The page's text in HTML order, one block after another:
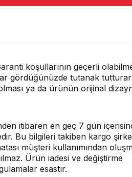
koşullarının geçerli
gördüğünüzde tutanak
ya da ürünün orijinal
itibaren en geç 7 gün
Bu bilgileri takiben kargo
müşteri kullanımından
Ürün iadesi ve değiştirme
esastır.